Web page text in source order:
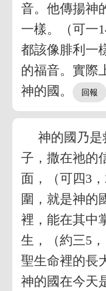
音。他傳揚神
一樣。（可一
都該像腓利一
的福音。實際
神的國。
神的國乃
子，撒在祂的
面，（可四3
圍，就是神的
裡，能在其中
生，（約三5
聖生命裡的長
神的國在今天